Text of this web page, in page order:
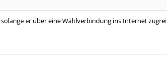
er über eine Wählverbindung ins Internet